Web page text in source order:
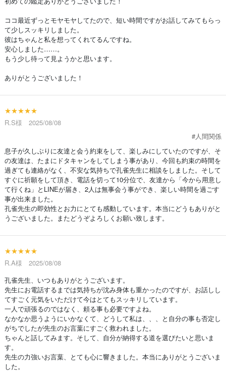
ココ最近ずっとモヤモヤしてたので、短い時間ですがお話してみてもらっ
て少しスッキリしました。
彼はちゃんと私を想ってくれてるんですね。
安心しました……。
もう少し待って見ようかと思います。
ありがとうございました！
★★★★★
R.S様 2025/08/08
#人間関係
息子が久しぶりに友達と会う約束をして、楽しみにしていたのですが、そ
の友達は、たまにドタキャンをしてしまう事があり、今回も約束の時間を
過ぎても連絡がなく、不安な気持ちで孔雀先生に相談をしました。そして
すぐに祈願をして頂き、電話を切って10分位で、友達から「今から用意し
て行くね」とLINEが届き、2人は無事会う事ができ、楽しい時間を過ごす
事が出来ました。
孔雀先生の即効性とお力にとても感動しています。本当にどうもありがと
うございました。またどうぞよろしくお願い致します。
★★★★★
R.A様 2025/08/08
孔雀先生、いつもありがとうございます。
先生にお電話するまでは気持ちが沈み身体も重かったのですが、お話しし
てすごく元気をいただけて今はとてもスッキリしています。
一人で頑張るのではなく、頼る事も必要ですよね。
なかなか思うようにいかなくて、どうして私は、、、と自分の事も否定し
がちでしたが先生のお言葉にすごく救われました。
ちゃんと話してみます。そして、自分が納得する道を選びたいと思いま
す。
先生の力強いお言葉、とても心に響きました。本当にありがとうございま
した。